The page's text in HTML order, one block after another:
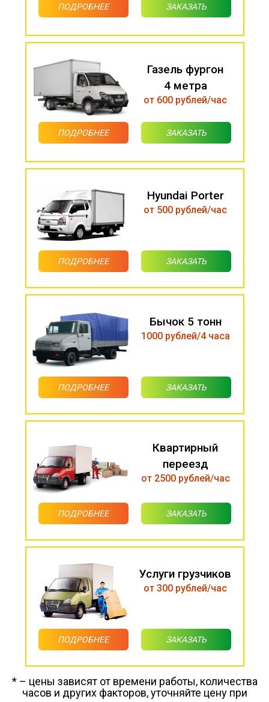
ПОДРОБНЕЕ ЗАКАЗАТЬ
Газель фургон
4 метра
от 600 рублей/час
ПОДРОБНЕЕ ЗАКАЗАТЬ
Hyundai Porter
от 500 рублей/час
ПОДРОБНЕЕ ЗАКАЗАТЬ
Бычок 5 тонн
1000 рублей/4 часа
ПОДРОБНЕЕ ЗАКАЗАТЬ
Квартирный
переезд
от 2500 рублей/час
ПОДРОБНЕЕ ЗАКАЗАТЬ
Услуги грузчиков
от 300 рублей/час
ПОДРОБНЕЕ ЗАКАЗАТЬ
* – цены зависят от времени работы, количества
часов и других факторов, уточняйте цену при